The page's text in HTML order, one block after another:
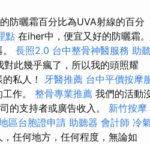
防曬霜百分比為UVA射線的百分
點 在iher中，便宜又好的防曬霜。
長照2.0 台中整骨神醫服務 助
對此幾乎瘋了，所以我的頭照耀
私人！ 牙醫推薦 台中平價按摩
作。 整骨專業推薦 我們的活動
的支持者或廣告收入。 新竹按摩
區台胞證申請 助聽器 會計師 冷
任何地方，任何程度，無論如